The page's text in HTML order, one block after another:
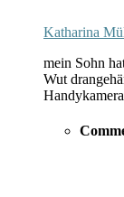
Katharina
mein Sohn
Wut